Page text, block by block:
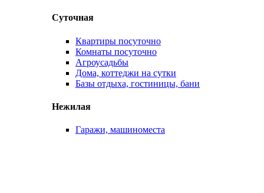
Суточная
Квартиры посуточно
Комнаты посуточно
Агроусадьбы
Дома, коттеджи на сутки
Базы отдыха, гостиницы, бани
Нежилая
Гаражи, машиноместа